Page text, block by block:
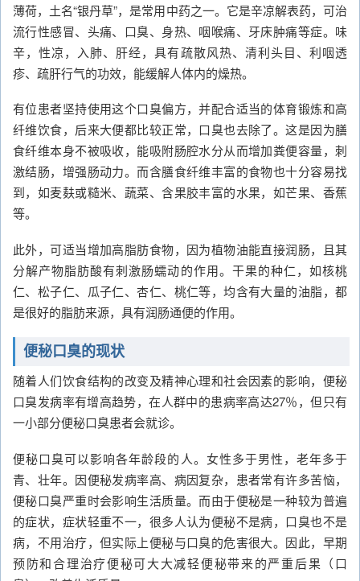
薄荷，土名“银丹草”，是常用中药之一。它是辛凉解表药，可治
流行性感冒、头痛、口臭、身热、咽喉痛、牙床肿痛等症。味
辛，性凉，入肺、肝经，具有疏散风热、清利头目、利咽透
疹、疏肝行气的功效，能缓解人体内的燥热。
有位患者坚持使用这个口臭偏方，并配合适当的体育锻炼和高
纤维饮食，后来大便都比较正常，口臭也去除了。这是因为膳
食纤维本身不被吸收，能吸附肠腔水分从而增加粪便容量，刺
激结肠，增强肠动力。而含膳食纤维丰富的食物也十分容易找
到，如麦麸或糙米、蔬菜、含果胶丰富的水果，如芒果、香蕉
等。
此外，可适当增加高脂肪食物，因为植物油能直接润肠，且其
分解产物脂肪酸有刺激肠蠕动的作用。干果的种仁，如核桃
仁、松子仁、瓜子仁、杏仁、桃仁等，均含有大量的油脂，都
是很好的脂肪来源，具有润肠通便的作用。
便秘口臭的现状
随着人们饮食结构的改变及精神心理和社会因素的影响，便秘
口臭发病率有增高趋势，在人群中的患病率高达27％，但只有
一小部分便秘口臭患者会就诊。
便秘口臭可以影响各年龄段的人。女性多于男性，老年多于
青、壮年。因便秘发病率高、病因复杂，患者常有许多苦恼，
便秘口臭严重时会影响生活质量。而由于便秘是一种较为普遍
的症状，症状轻重不一，很多人认为便秘不是病，口臭也不是
病，不用治疗，但实际上便秘与口臭的危害很大。因此，早期
预防和合理治疗便秘可大大减轻便秘带来的严重后果（口